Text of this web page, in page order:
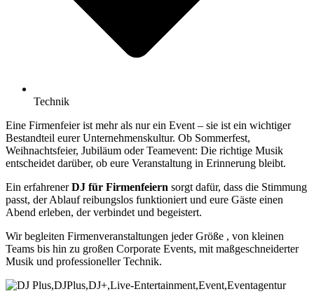
Technik
Eine Firmenfeier ist mehr als nur ein Event – sie ist ein wichtiger
Bestandteil eurer Unternehmenskultur. Ob Sommerfest,
Weihnachtsfeier, Jubiläum oder Teamevent: Die richtige Musik
entscheidet darüber, ob eure Veranstaltung in Erinnerung bleibt.
Ein erfahrenerDJ für Firmenfeiern sorgt dafür, dass die Stimmung
passt, der Ablauf reibungslos funktioniert und eure Gäste einen
Abend erleben, der verbindet und begeistert.
Wir begleiten Firmenveranstaltungen jeder Größe , von kleinen
Teams bis hin zu großen Corporate Events, mit maßgeschneiderter
Musik und professioneller Technik.